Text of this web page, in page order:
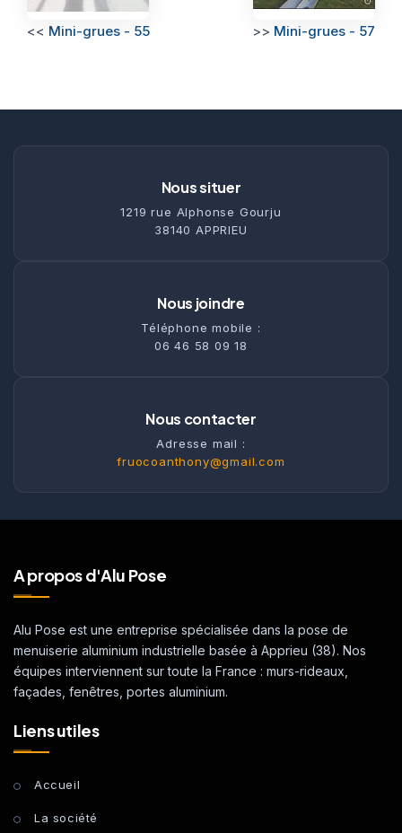
<< Mini-grues - 55 >> Mini-grues - 57
Nous situer
1219 rue Alphonse Gourju
38140 APPRIEU
Nous joindre
Téléphone mobile :
06 46 58 09 18
Nous contacter
Adresse mail :
fruocoanthony@gmail.com
A propos d'Alu Pose
Alu Pose est une entreprise spécialisée dans la pose de
menuiserie aluminium industrielle basée à Apprieu (38). Nos
équipes interviennent sur toute la France : murs-rideaux,
façades, fenêtres, portes aluminium.
Liens utiles
Accueil
La société